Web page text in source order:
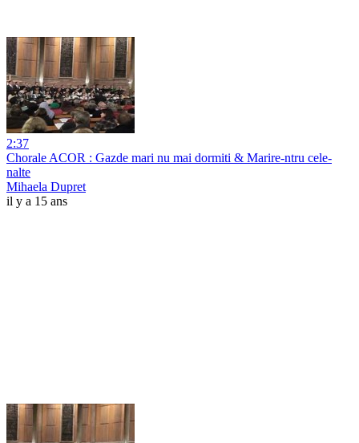
2:37
Chorale ACOR : Gazde mari nu mai dormiti & Marire-ntru cele-
nalte
Mihaela Dupret
il y a 15 ans